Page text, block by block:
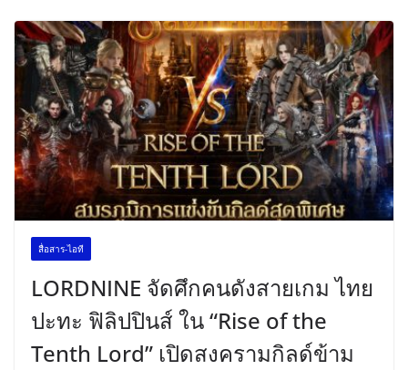
สื่อสาร-ไอที
LORDNINE จัดศึกคนดังสายเกม ไทย
ปะทะ ฟิลิปปินส์ ใน “Rise of the
Tenth Lord” เปิดสงครามกิลด์ข้าม